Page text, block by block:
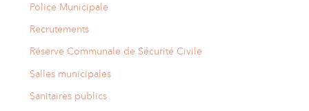
Police Municipale
Recrutements
Réserve Communale de Sécurité Civile
Salles municipales
Sanitaires publics